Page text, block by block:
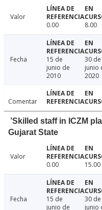
Valor
0.00
8.00
Fecha
15 de
junio de
2010
30 de
junio
2020
Comentar
’Skilled staff in ICZM
Gujarat State
Valor
0.00
15.00
Fecha
15 de
junio de
30 de
junio